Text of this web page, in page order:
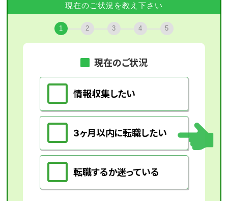
現在のご状況を教え下さい
1 2 3 4 5
現在のご状況
情報収集したい
3ヶ月以内に転職したい
転職するか迷っている